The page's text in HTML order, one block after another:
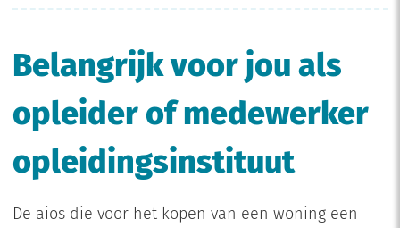
Belangrijk voor jou als
opleider of medewerker
opleidingsinstituut
De aios die voor het kopen van een woning een